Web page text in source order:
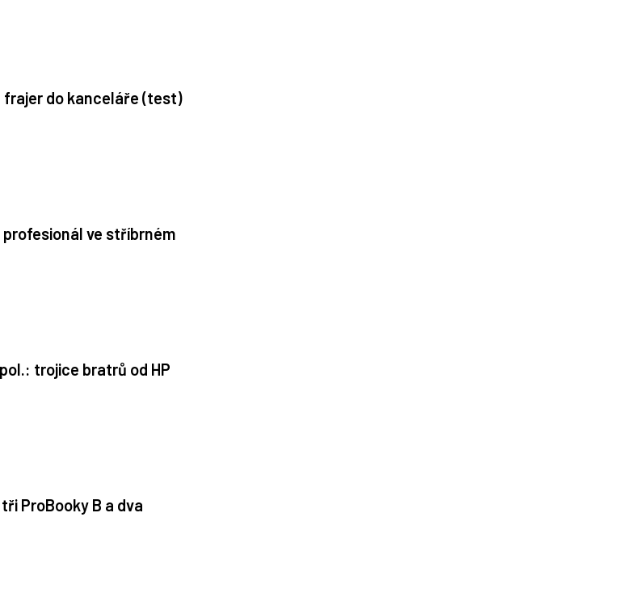
frajer do kanceláře (test)
profesionál ve stříbrném
trojice bratrů od HP
ProBooky B a dva